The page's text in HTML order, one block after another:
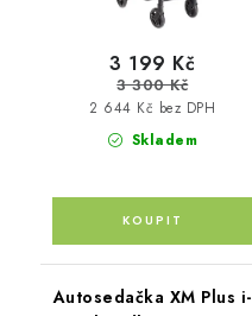
Skladem
2 644 Kč bez DPH
3 199 Kč
3 300 Kč
Autosedačka XM Plus i-